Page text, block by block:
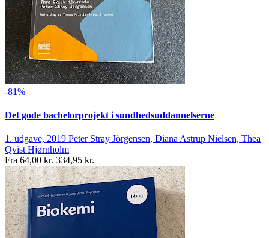
-81%
Det gode bachelorprojekt i sundhedsuddannelserne
1. udgave, 2019 Peter Stray Jörgensen, Diana Astrup Nielsen, Thea
Qvist Hjørnholm
Fra 64,00 kr. 334,95 kr.